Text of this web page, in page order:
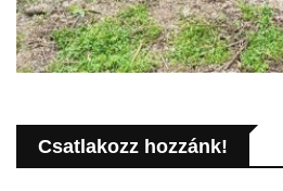
Csatlakozz hozzánk!